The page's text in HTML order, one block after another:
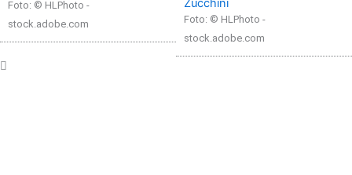
Foto: © HLPhoto -
stock.adobe.com
Zucchini
Foto: © HLPhoto -
stock.adobe.com